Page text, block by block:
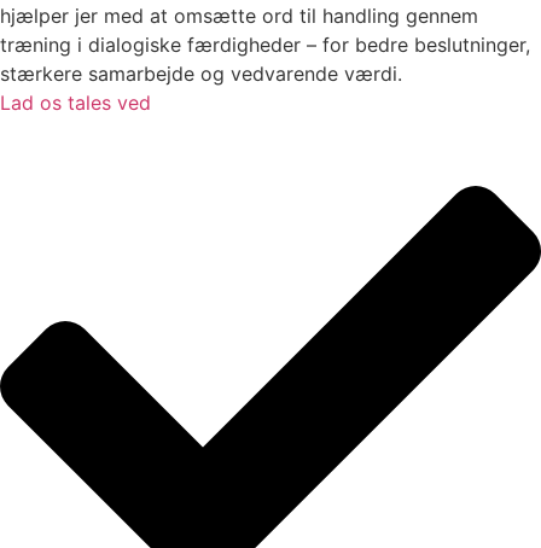
hjælper jer med at omsætte ord til handling gennem
træning i dialogiske færdigheder – for bedre beslutninger,
stærkere samarbejde og vedvarende værdi.
Lad os tales ved